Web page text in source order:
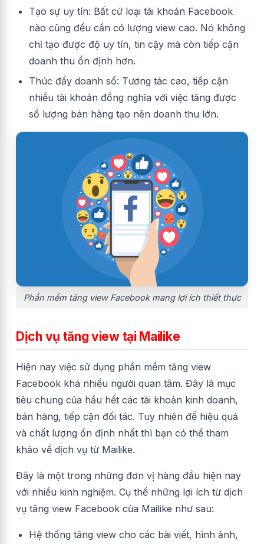
Tạo sự uy tín: Bất cứ loại tài khoản Facebook
nào cũng đều cần có lượng view cao. Nó không
chỉ tạo được độ uy tín, tin cậy mà còn tiếp cận
doanh thu ổn định hơn.
Thúc đẩy doanh số: Tương tác cao, tiếp cận
nhiều tài khoản đồng nghĩa với việc tăng được
số lượng bán hàng tạo nên doanh thu lớn.
Phần mềm tăng view Facebook mang lợi ích thiết thực
Dịch vụ tăng view tại Mailike
Hiện nay việc sử dụng phần mềm tăng view
Facebook khá nhiều người quan tâm. Đây là mục
tiêu chung của hầu hết các tài khoản kinh doanh,
bán hàng, tiếp cận đối tác. Tuy nhiên để hiệu quả
và chất lượng ổn định nhất thì bạn có thể tham
khảo về dịch vụ từ Mailike.
Đây là một trong những đơn vị hàng đầu hiện nay
với nhiều kinh nghiệm. Cụ thể những lợi ích từ dịch
vụ tăng view Facebook của Mailike như sau:
Hệ thống tăng view cho các bài viết, hình ảnh,